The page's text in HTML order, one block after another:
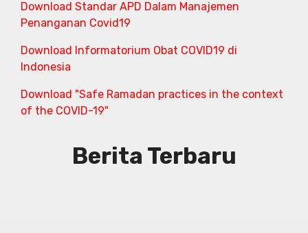
Download Standar APD Dalam Manajemen
Penanganan Covid19
Download Informatorium Obat COVID19 di
Indonesia
Download "Safe Ramadan practices in the context
of the COVID-19"
Berita Terbaru